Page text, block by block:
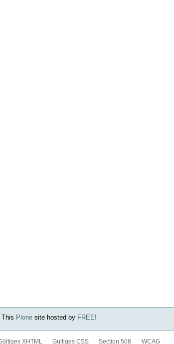
This Plonesite hosted by FREE!
XHTML Gültiges CSS Section 508 WCAG